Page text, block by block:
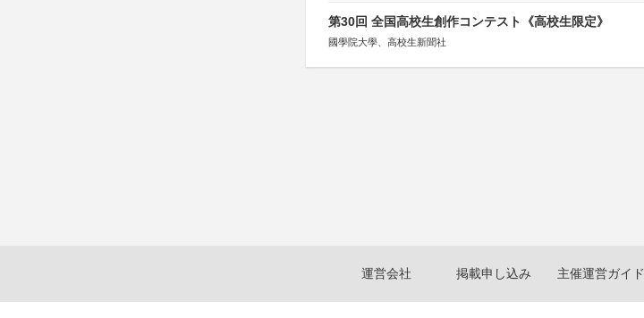
第30回 全国高校生創作コンテスト《高校生限定》
國學院大學、高校生新聞社
運営会社 掲載申し込み 主催運営ガイド